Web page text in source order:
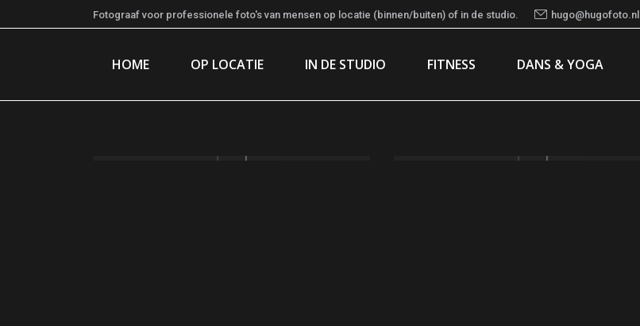
Fotograaf voor professionele foto's van mensen op locatie (binnen/buiten) of in de studio. hugo@hugofoto.nl
HOME OP LOCATIE IN DE STUDIO FITNESS DANS & YOGA